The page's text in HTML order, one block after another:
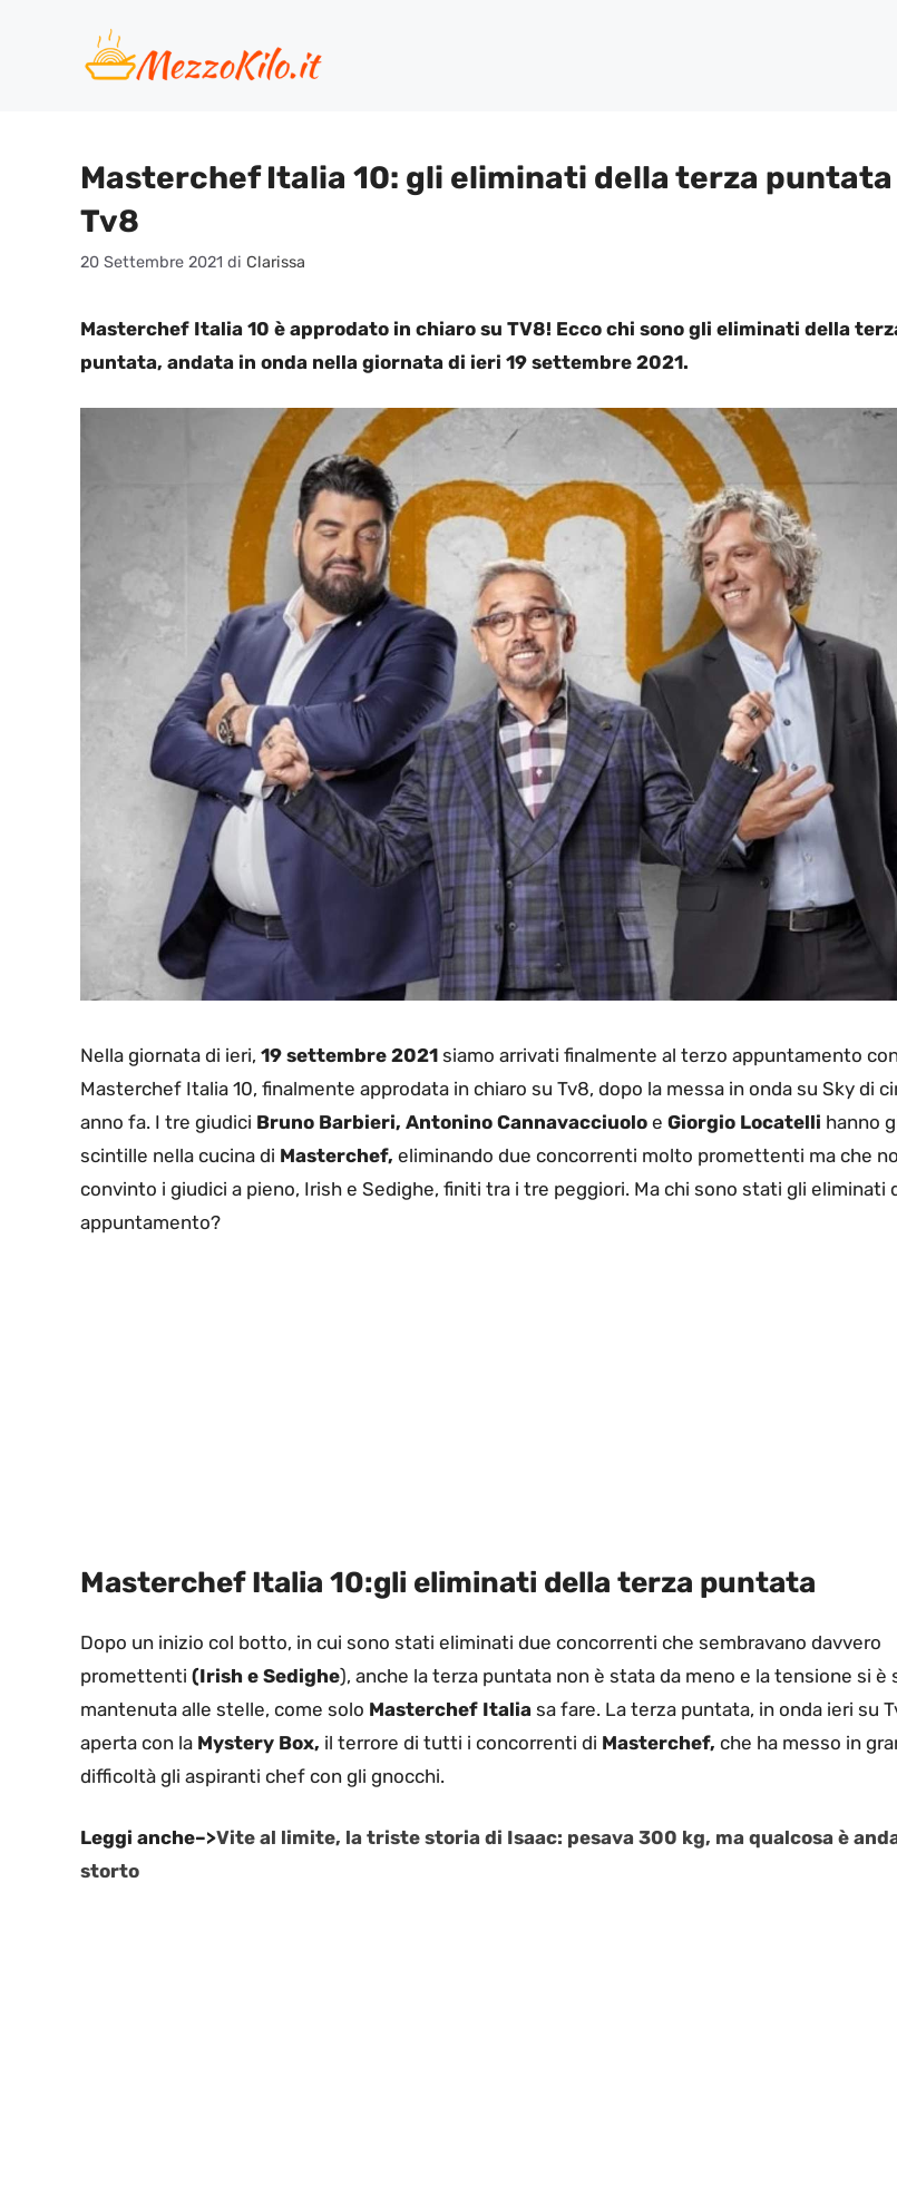
contenuto
Masterchef Italia 10: gli eliminati della terza puntata
Tv8
20 Settembre 2021 di Clarissa
Masterchef Italia 10 è approdato in chiaro su TV8! Ecco chi sono gli eliminati della
puntata, andata in onda nella giornata di ieri 19 settembre 2021.
Nella giornata di ieri, 19 settembre 2021 siamo arrivati finalmente al terzo appuntamento
Masterchef Italia 10, finalmente approdata in chiaro su Tv8, dopo la messa in onda su Sky di
anno fa. I tre giudici Bruno Barbieri, Antonino Cannavacciuolo e Giorgio Locatelli hanno
scintille nella cucina di Masterchef, eliminando due concorrenti molto promettenti ma che
convinto i giudici a pieno, Irish e Sedighe, finiti tra i tre peggiori. Ma chi sono stati gli eliminati
appuntamento?
Masterchef Italia 10:gli eliminati della terza puntata
Dopo un inizio col botto, in cui sono stati eliminati due concorrenti che sembravano davvero
promettenti (Irish e Sedighe), anche la terza puntata non è stata da meno e la tensione si è
mantenuta alle stelle, come solo Masterchef Italia sa fare. La terza puntata, in onda ieri su
aperta con la Mystery Box, il terrore di tutti i concorrenti di Masterchef, che ha messo in
difficoltà gli aspiranti chef con gli gnocchi.
Leggi anche–>Vite al limite, la triste storia di Isaac: pesava 300 kg, ma qualcosa è
storto